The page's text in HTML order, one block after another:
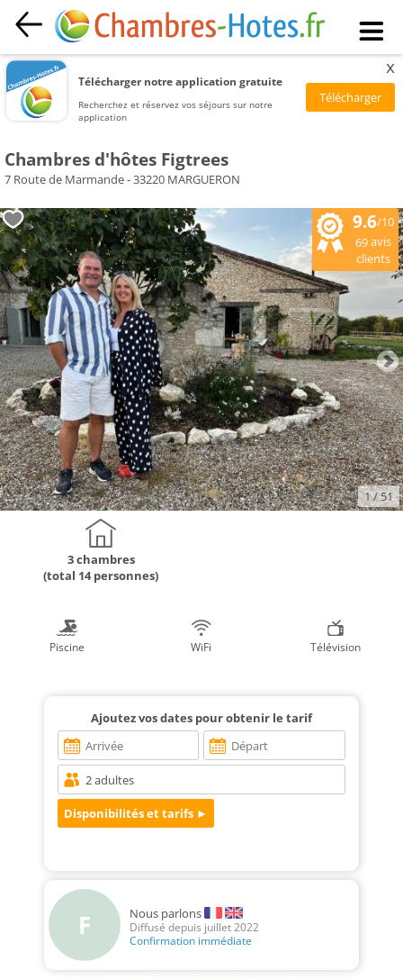
Télécharger notre application gratuite
Recherchez et réservez vos séjours sur notre
application
x
Chambres d'hôtes Figtrees
7 Route de Marmande - 33220 MARGUERON
9.6/10
69avis
clients
1/ 51
3 chambres
(total 14 personnes)
Piscine WiFi Télévision
Ajoutez vos dates pour obtenir le tarif
F Nous parlons
Diffusé depuis juillet 2022
Confirmation immédiate